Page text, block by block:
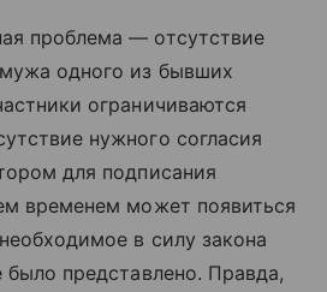
проблема — отсутствие
одного из бывших
ограничиваются
нужного согласия
для подписания
временем может появиться
в силу закона
было представлено. Правда,